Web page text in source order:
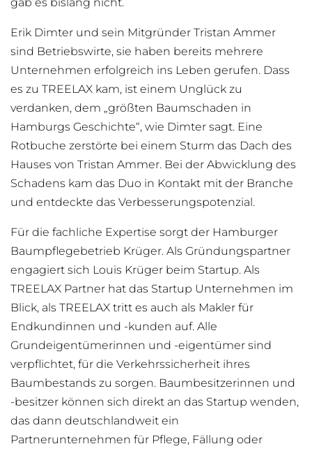
Erik Dimter und sein Mitgründer Tristan Ammer
sind Betriebswirte, sie haben bereits mehrere
Unternehmen erfolgreich ins Leben gerufen. Dass
es zu TREELAX kam, ist einem Unglück zu
verdanken, dem „größten Baumschaden in
Hamburgs Geschichte“, wie Dimter sagt. Eine
Rotbuche zerstörte bei einem Sturm das Dach des
Hauses von Tristan Ammer. Bei der Abwicklung des
Schadens kam das Duo in Kontakt mit der Branche
und entdeckte das Verbesserungspotenzial.
Für die fachliche Expertise sorgt der Hamburger
Baumpflegebetrieb Krüger. Als Gründungspartner
engagiert sich Louis Krüger beim Startup. Als
TREELAX Partner hat das Startup Unternehmen im
Blick, als TREELAX tritt es auch als Makler für
Endkundinnen und -kunden auf. Alle
Grundeigentümerinnen und -eigentümer sind
verpflichtet, für die Verkehrssicherheit ihres
Baumbestands zu sorgen. Baumbesitzerinnen und
-besitzer können sich direkt an das Startup wenden,
das dann deutschlandweit ein
Partnerunternehmen für Pflege, Fällung oder